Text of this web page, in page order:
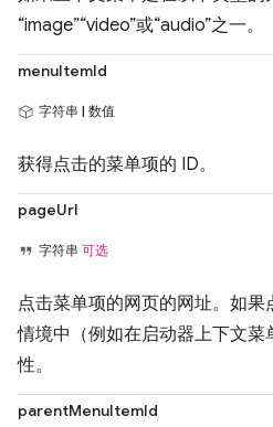
“image”“video”或“audio”之一。
menuItemId
字符串 | 数值
获得点击的菜单项的 ID。
pageUrl
字符串 可选
点击菜单项的网页的网址。如
情境中（例如在启动器上下文菜
性。
parentMenuItemId